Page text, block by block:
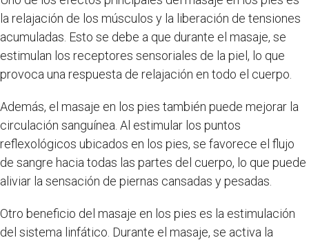
la relajación de los músculos y la liberación de tensiones
acumuladas. Esto se debe a que durante el masaje, se
estimulan los receptores sensoriales de la piel, lo que
provoca una respuesta de relajación en todo el cuerpo.
Además, el masaje en los pies también puede mejorar la
circulación sanguínea. Al estimular los puntos
reflexológicos ubicados en los pies, se favorece el flujo
de sangre hacia todas las partes del cuerpo, lo que puede
aliviar la sensación de piernas cansadas y pesadas.
Otro beneficio del masaje en los pies es la estimulación
del sistema linfático. Durante el masaje, se activa la